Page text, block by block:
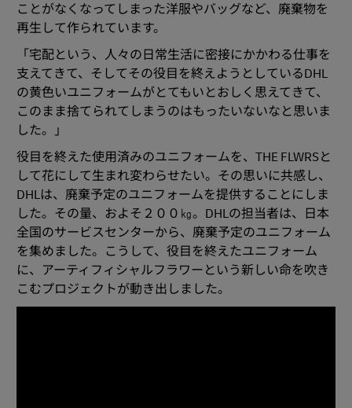
ことがなくなってしまった洋服やバッグなど、廃棄物を
再生して作られています。
「宅配という、人々の日常生活に密接にかかわる仕事を
支えてきて、そしてその役目を終えようとしているDHL
の黄色いユニフォームがとてもいとおしく思えてきて、
このまま捨てられてしまうのはもったいないなと思いま
した。」
役目を終えた使用済みのユニフォームを、THE FLWRSと
して花にして生まれ変わらせたい。その思いに共感し、
DHLは、廃棄予定のユニフォームを提供することにしま
した。その量、およそ２００㎏。DHLの担当者は、日本
全国のサービスセンターから、廃棄予定のユニフォーム
を集めました。こうして、役目を終えたユニフォーム
に、アーティフィシャルフラワーという新しい命を吹き
こむプロジェクトが動き出しました。